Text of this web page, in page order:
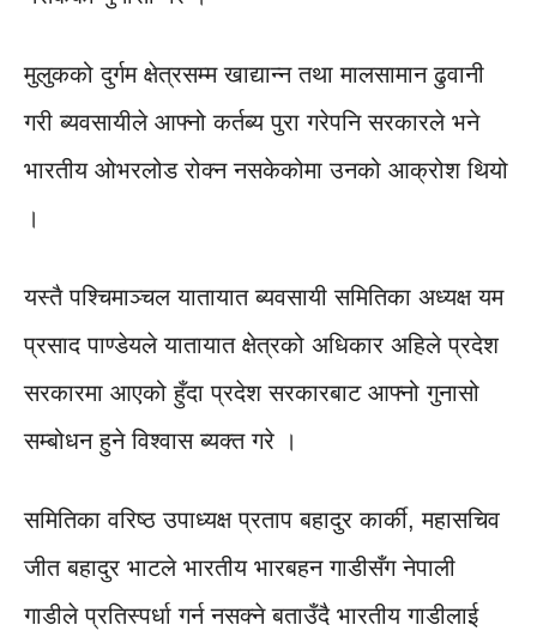
मुलुकको दुर्गम क्षेत्रसम्म खाद्यान्न तथा मालसामान ढुवानी
गरी ब्यवसायीले आफ्नो कर्तब्य पुरा गरेपनि सरकारले भने
भारतीय ओभरलोड रोक्न नसकेकोमा उनको आक्रोश थियो
।
यस्तै पश्चिमाञ्चल यातायात ब्यवसायी समितिका अध्यक्ष यम
प्रसाद पाण्डेयले यातायात क्षेत्रको अधिकार अहिले प्रदेश
सरकारमा आएको हुँदा प्रदेश सरकारबाट आफ्नो गुनासो
सम्बोधन हुने विश्वास ब्यक्त गरे ।
समितिका वरिष्ठ उपाध्यक्ष प्रताप बहादुर कार्की, महासचिव
जीत बहादुर भाटले भारतीय भारबहन गाडीसँग नेपाली
गाडीले प्रतिस्पर्धा गर्न नसक्ने बताउँदै भारतीय गाडीलाई